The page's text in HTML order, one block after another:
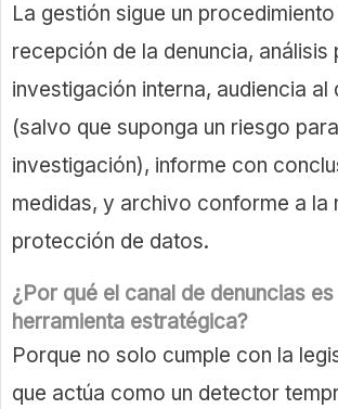
La gestión sigue un
recepción de la denuncia, análisis
investigación interna, audiencia al
(salvo que suponga un riesgo
investigación), informe con
medidas, y archivo conforme a la
protección de datos.
¿Por qué el canal de denuncias es
herramienta estratégica?
Porque no solo cumple con la
que actúa como un detector